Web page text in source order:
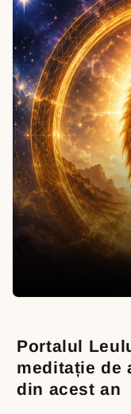
in
modal
Portalul
meditație de
din acest an